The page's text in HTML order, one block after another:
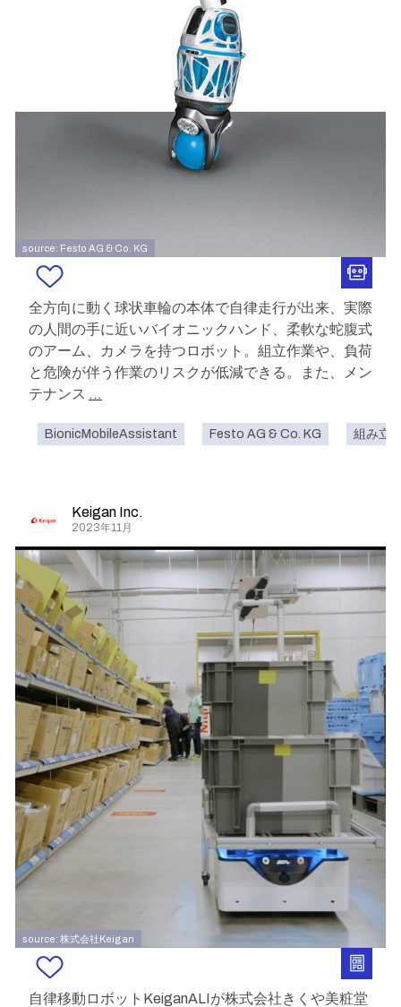
source: Festo AG & Co. KG
全方向に動く球状車輪の本体で自律走行が出来、実際
の人間の手に近いバイオニックハンド、柔軟な蛇腹式
のアーム、カメラを持つロボット。組立作業や、負荷
と危険が伴う作業のリスクが低減できる。また、メン
テナンス ...
BionicMobileAssistant Festo AG & Co. KG 組み立
Keigan Inc.
2023年11月
source: 株式会社Keigan
自律移動ロボットKeiganALIが株式会社きくや美粧堂